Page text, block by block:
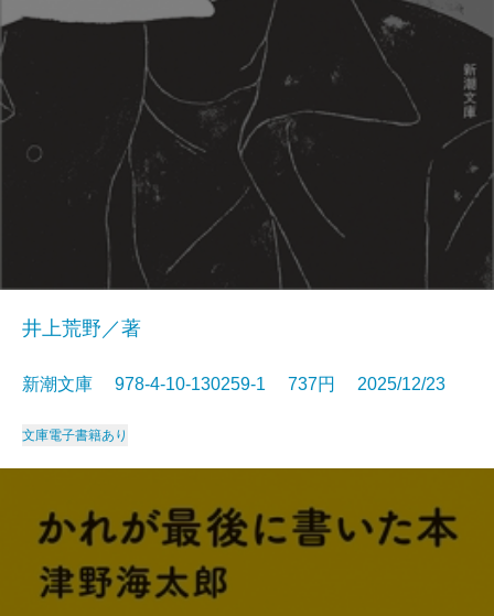
井上荒野／著
新潮文庫 978-4-10-130259-1 737円 2025/12/23
文庫電子書籍あり